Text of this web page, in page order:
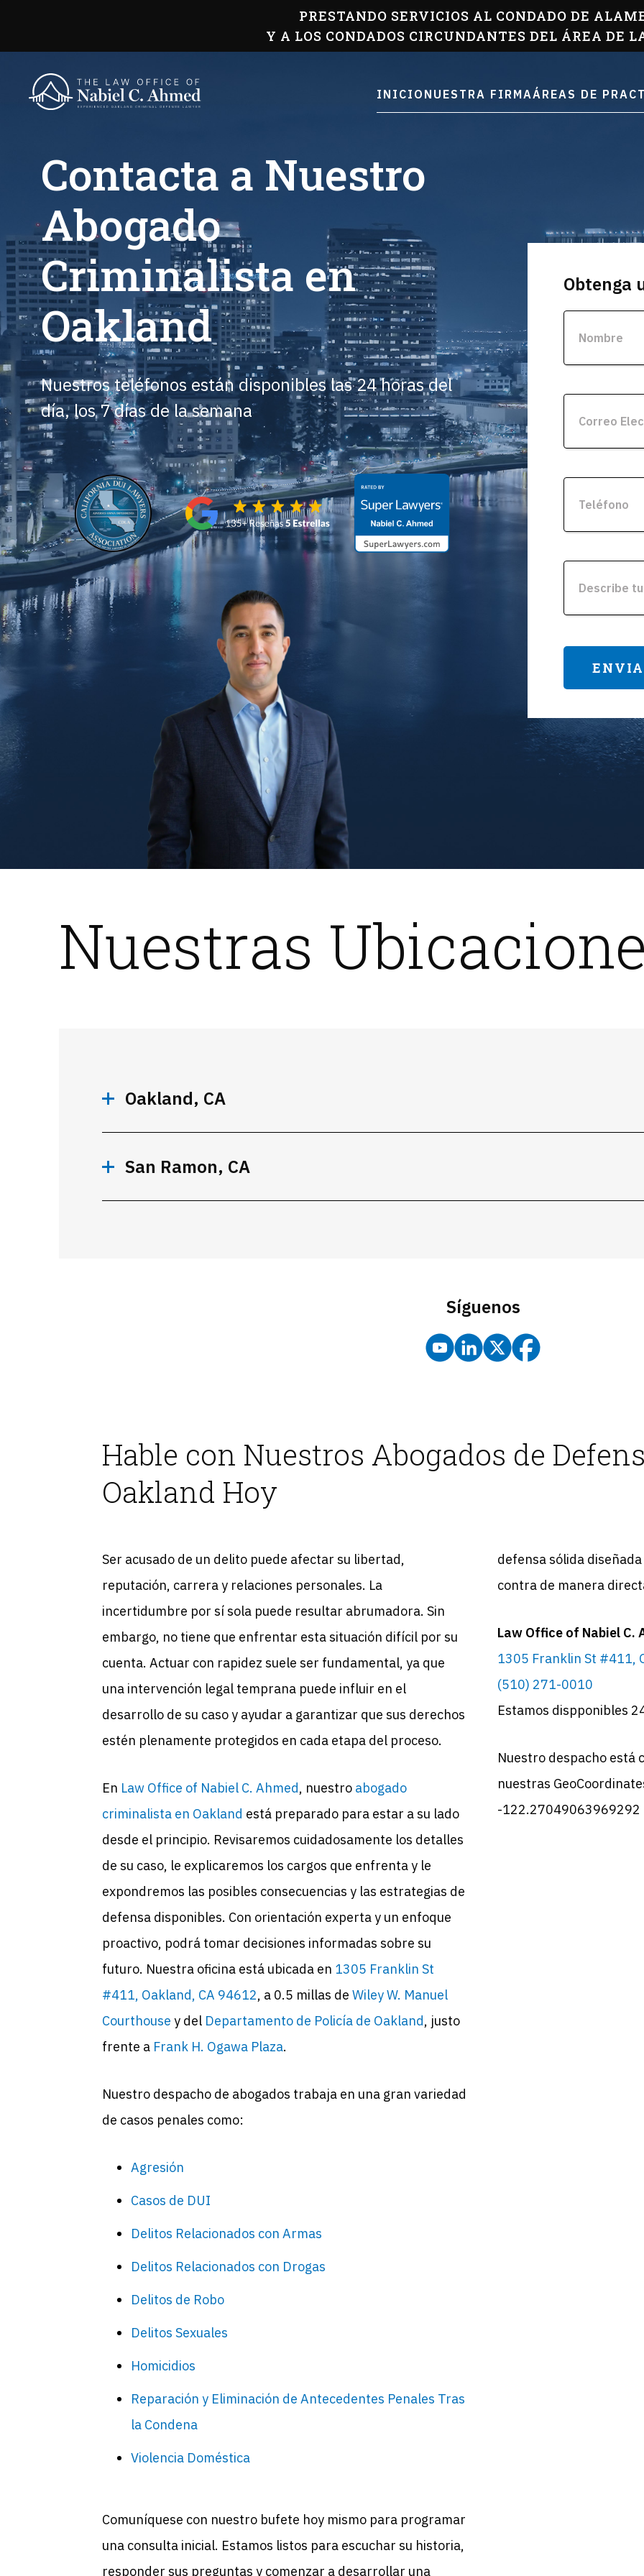
PRESTANDO SERVICIOS AL CONDADO DE
Y A LOS CONDADOS CIRCUNDANTES DEL ÁREA DE
INICIO NUESTRA FIRMAÁREAS DE
Contacta a Nuestro
Abogado
Criminalista en
Oakland
Nuestros teléfonos están disponibles las 24 horas del
día, los 7 días de la semana
Obtenga
Nuestras
Oakland, CA
San Ramon, CA
Síguenos
Hable con Nuestros Abogados de
Oakland Hoy
Ser acusado de un delito puede afectar su libertad,
reputación, carrera y relaciones personales. La
incertidumbre por sí sola puede resultar abrumadora. Sin
embargo, no tiene que enfrentar esta situación difícil por su
cuenta. Actuar con rapidez suele ser fundamental, ya que
una intervención legal temprana puede influir en el
desarrollo de su caso y ayudar a garantizar que sus derechos
estén plenamente protegidos en cada etapa del proceso.
En Law Office of Nabiel C. Ahmed, nuestro abogado
criminalista en Oakland está preparado para estar a su lado
desde el principio. Revisaremos cuidadosamente los detalles
de su caso, le explicaremos los cargos que enfrenta y le
expondremos las posibles consecuencias y las estrategias de
defensa disponibles. Con orientación experta y un enfoque
proactivo, podrá tomar decisiones informadas sobre su
futuro. Nuestra oficina está ubicada en 1305 Franklin St
#411, Oakland, CA 94612, a 0.5 millas de Wiley W. Manuel
Courthouse y del Departamento de Policía de Oakland, justo
frente a Frank H. Ogawa Plaza.
Nuestro despacho de abogados trabaja en una gran variedad
de casos penales como:
Agresión
Casos de DUI
Delitos Relacionados con Armas
Delitos Relacionados con Drogas
Delitos de Robo
Delitos Sexuales
Homicidios
Reparación y Eliminación de Antecedentes Penales Tras
la Condena
Violencia Doméstica
Comuníquese con nuestro bufete hoy mismo para programar
una consulta inicial. Estamos listos para escuchar su historia,
responder sus preguntas y comenzar a desarrollar una
defensa sólida
contra de manera
Law Office of Nabiel C.
1305 Franklin St #411,
(510) 271-0010
Estamos dispponibles
Nuestro despacho está
nuestras
-122.27049063969292